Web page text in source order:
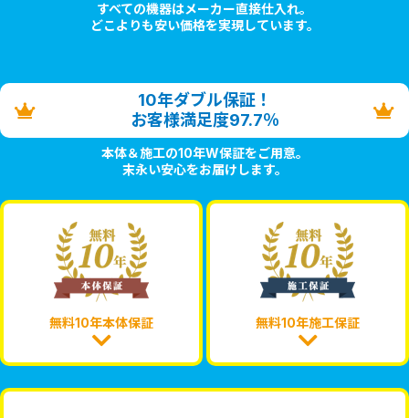
すべての機器はメーカー直接仕入れ。
どこよりも安い価格を実現しています。
10年ダブル保証！
お客様満足度97.7％
本体＆施工の10年W保証をご用意。
末永い安心をお届けします。
無料10年本体保証 無料10年施工保証